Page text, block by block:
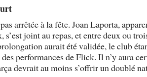
arrêtée à la fête. Joan Laporta,
s’est joint au repas, et entre deux ou
aurait été validée, le club
performances de Flick. Il n’y aura
devrait au moins s’offrir un doublé